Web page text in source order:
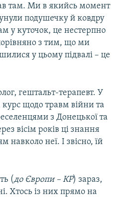
там. Ми в якийсь момент
подушечку й ковдру
у куточок, це нестерпно
з тим, що ми
у цьому підвалі – це
гештальт-терапевт. У
щодо травм війни та
з Донецької та
вісім років ці знання
навколо неї. І звісно, їй
(до Європи – КР) зараз,
Хтось із них прямо на